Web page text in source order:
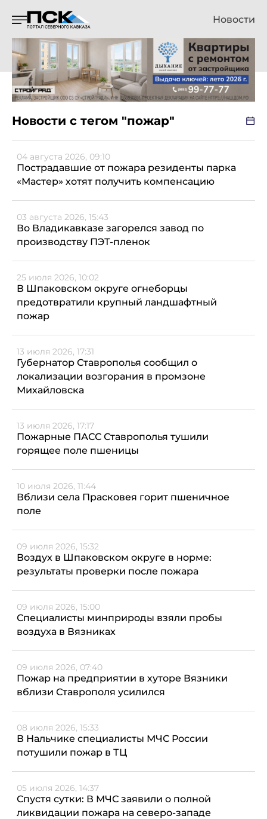
Новости
Новости с тегом "пожар"
04 августа 2026, 09:10
Пострадавшие от пожара резиденты парка
«Мастер» хотят получить компенсацию
03 августа 2026, 15:43
Во Владикавказе загорелся завод по
производству ПЭТ-пленок
25 июля 2026, 10:02
В Шпаковском округе огнеборцы
предотвратили крупный ландшафтный
пожар
13 июля 2026, 17:31
Губернатор Ставрополья сообщил о
локализации возгорания в промзоне
Михайловска
13 июля 2026, 17:17
Пожарные ПАСС Ставрополья тушили
горящее поле пшеницы
10 июля 2026, 11:44
Вблизи села Прасковея горит пшеничное
поле
09 июля 2026, 15:32
Воздух в Шпаковском округе в норме:
результаты проверки после пожара
09 июля 2026, 15:00
Специалисты минприроды взяли пробы
воздуха в Вязниках
09 июля 2026, 07:40
Пожар на предприятии в хуторе Вязники
вблизи Ставрополя усилился
08 июля 2026, 15:33
В Нальчике специалисты МЧС России
потушили пожар в ТЦ
05 июля 2026, 14:37
Спустя сутки: В МЧС заявили о полной
ликвидации пожара на северо-западе